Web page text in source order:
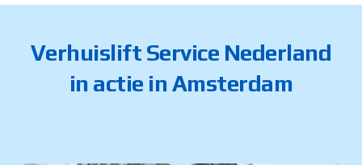
Verhuislift Service Nederland
in actie in Amsterdam